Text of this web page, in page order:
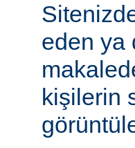
eden ya
kişilerin